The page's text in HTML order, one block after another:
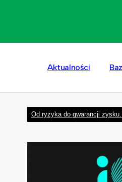
Aktualności
Od ryzyka do gwarancji